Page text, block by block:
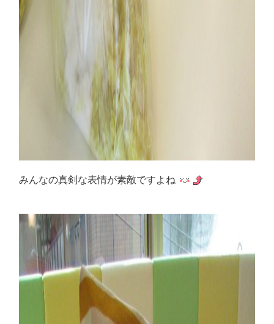
みんなの真剣な表情が素敵ですよね